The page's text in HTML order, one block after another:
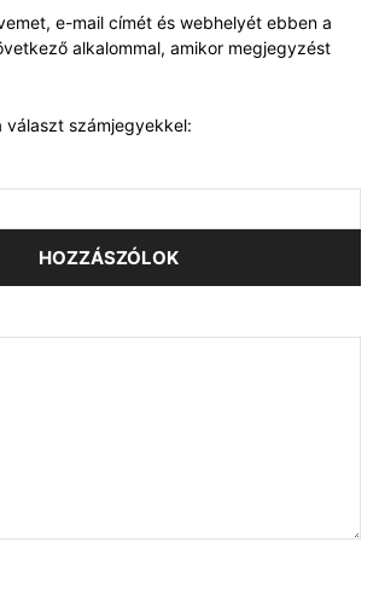
e-mail címét és webhelyét ebben a
alkalommal, amikor megjegyzést
választ számjegyekkel: